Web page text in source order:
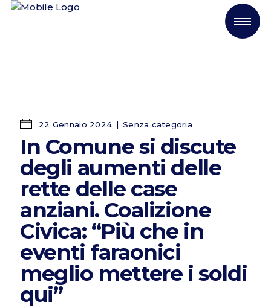
22 Gennaio 2024 Senza categoria
In Comune si discute
degli aumenti delle
rette delle case
anziani. Coalizione
Civica: “Più che in
eventi faraonici
meglio mettere i soldi
qui”